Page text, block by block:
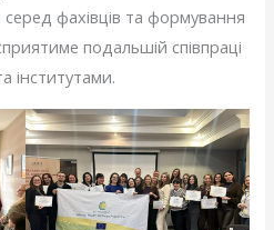
фахівців та формування
подальшій співпраці
інститутами.